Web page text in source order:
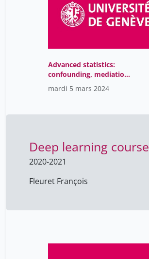
Advanced statistics:
confounding, mediation,
moderation
mardi 5 mars 2024
Deep learning course
2020-2021
Fleuret François